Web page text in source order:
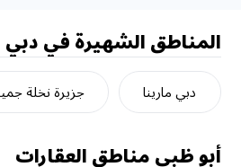
المناطق الشهيرة في دبي
دبي مارينا جزيرة نخلة
أبو ظبيمناطق العقارات